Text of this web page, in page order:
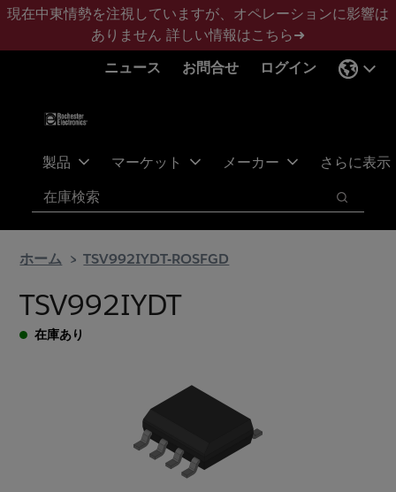
メ
ン
フ
タ
現在中東情勢を注視していますが、オペレーションに影響は
ありません 詳しい情報はこちら➜
ニュース
お問合せ ログイン
製品 マーケット メーカー さらに表示
検索
検索
ホーム TSV992IYDT-ROSFGD
TSV992IYDT
在庫あり